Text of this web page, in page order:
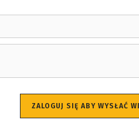
ZALOGUJ SIĘ ABY WYSŁAĆ